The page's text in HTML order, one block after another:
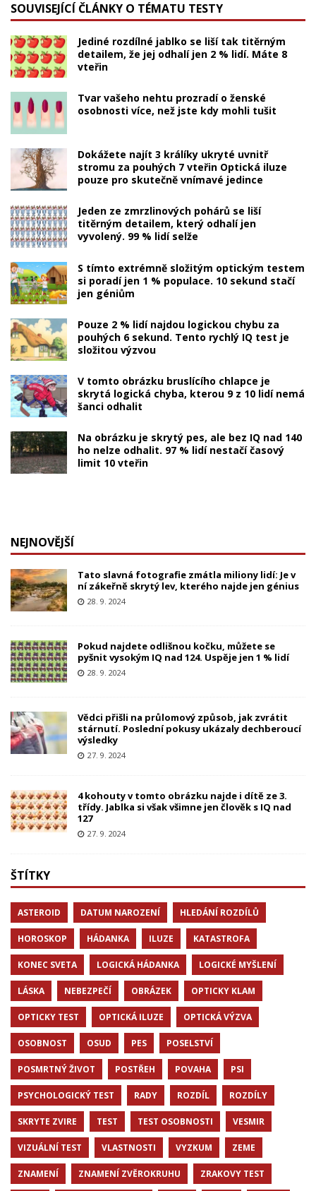
SOUVISEJÍCÍ ČLÁNKY O TÉMATU TESTY
Jediné rozdílné jablko se liší tak titěrným
detailem, že jej odhalí jen 2 % lidí. Máte 8
vteřin
Tvar vašeho nehtu prozradí o ženské
osobnosti více, než jste kdy mohli tušit
Dokážete najít 3 králíky ukryté uvnitř
stromu za pouhých 7 vteřin Optická iluze
pouze pro skutečně vnímavé jedince
Jeden ze zmrzlinových pohárů se liší
titěrným detailem, který odhalí jen
vyvolený. 99 % lidí selže
S tímto extrémně složitým optickým testem
si poradí jen 1 % populace. 10 sekund stačí
jen géniům
Pouze 2 % lidí najdou logickou chybu za
pouhých 6 sekund. Tento rychlý IQ test je
složitou výzvou
V tomto obrázku bruslícího chlapce je
skrytá logická chyba, kterou 9 z 10 lidí nemá
šanci odhalit
Na obrázku je skrytý pes, ale bez IQ nad 140
ho nelze odhalit. 97 % lidí nestačí časový
limit 10 vteřin
NEJNOVĚJŠÍ
Tato slavná fotografie zmátla miliony lidí: Je v
ní zákeřně skrytý lev, kterého najde jen génius
28. 9. 2024
Pokud najdete odlišnou kočku, můžete se
pyšnit vysokým IQ nad 124. Uspěje jen 1 % lidí
28. 9. 2024
Vědci přišli na průlomový způsob, jak zvrátit
stárnutí. Poslední pokusy ukázaly dechberoucí
výsledky
27. 9. 2024
4 kohouty v tomto obrázku najde i dítě ze 3.
třídy. Jablka si však všimne jen člověk s IQ nad
127
27. 9. 2024
ŠTÍTKY
ASTEROID DATUM NAROZENÍ HLEDÁNÍ ROZDÍLŮ
HOROSKOP HÁDANKA ILUZE KATASTROFA
KONEC SVETA LOGICKÁ HÁDANKA LOGICKÉ MYŠLENÍ
LÁSKA NEBEZPEČÍ OBRÁZEK OPTICKY KLAM
OPTICKY TEST OPTICKÁ ILUZE OPTICKÁ VÝZVA
OSOBNOST OSUD PES POSELSTVÍ
POSMRTNÝ ŽIVOT POSTŘEH POVAHA PSI
PSYCHOLOGICKÝ TEST RADY ROZDÍL ROZDÍLY
SKRYTE ZVIRE TEST TEST OSOBNOSTI VESMIR
VIZUÁLNÍ TEST VLASTNOSTI VYZKUM ZEME
ZNAMENÍ ZNAMENÍ ZVĚROKRUHU ZRAKOVY TEST